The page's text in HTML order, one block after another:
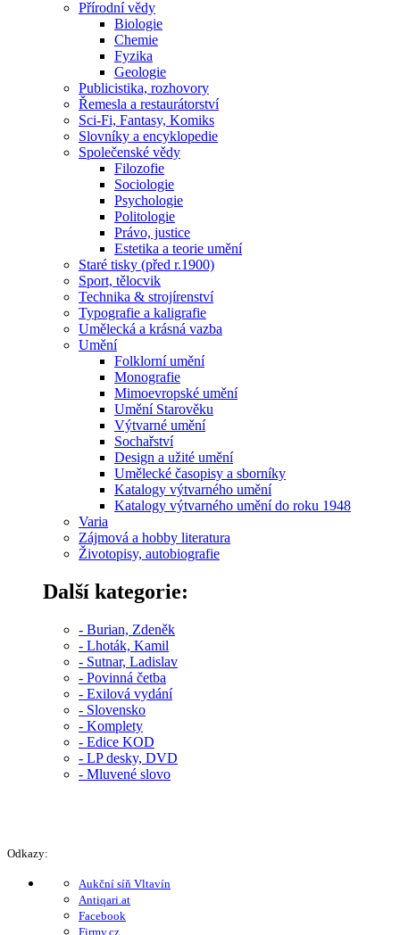
Přírodní vědy
Biologie
Chemie
Fyzika
Geologie
Publicistika, rozhovory
Řemesla a restaurátorství
Sci-Fi, Fantasy, Komiks
Slovníky a encyklopedie
Společenské vědy
Filozofie
Sociologie
Psychologie
Politologie
Právo, justice
Estetika a teorie umění
Staré tisky (před r.1900)
Sport, tělocvik
Technika & strojírenství
Typografie a kaligrafie
Umělecká a krásná vazba
Umění
Folklorní umění
Monografie
Mimoevropské umění
Umění Starověku
Výtvarné umění
Sochařství
Design a užité umění
Umělecké časopisy a sborníky
Katalogy výtvarného umění
Katalogy výtvarného umění do roku 1948
Varia
Zájmová a hobby literatura
Životopisy, autobiografie
Další kategorie:
- Burian, Zdeněk
- Lhoták, Kamil
- Sutnar, Ladislav
- Povinná četba
- Exilová vydání
- Slovensko
- Komplety
- Edice KOD
- LP desky, DVD
- Mluvené slovo
Odkazy:
Aukční síň Vltavín
Antiqari.at
Facebook
Firmy.cz